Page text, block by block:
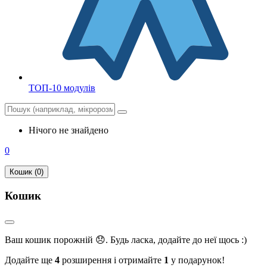
ТОП-10 модулів
Нічого не знайдено
0
Кошик (0)
Кошик
Ваш кошик порожній 😞. Будь ласка, додайте до неї щось :)
Додайте ще 4 розширення і отримайте 1 у подарунок!